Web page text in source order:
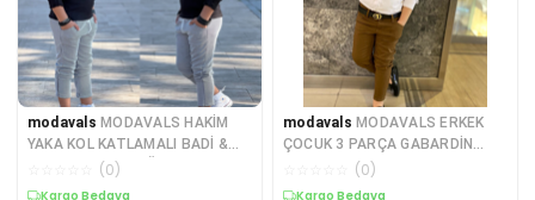
modavals MODAVALS HAKİM
YAKA KOL KATLAMALI BADİ &
BELİ LASTİKLİ BAĞCIKLI C
(0)
Kargo Bedava
modavals MODAVALS ERKEK
ÇOCUK 3 PARÇA GABARDİN
PANTOLON & GÖMLEK & KEMER
(0)
Kargo Bedava